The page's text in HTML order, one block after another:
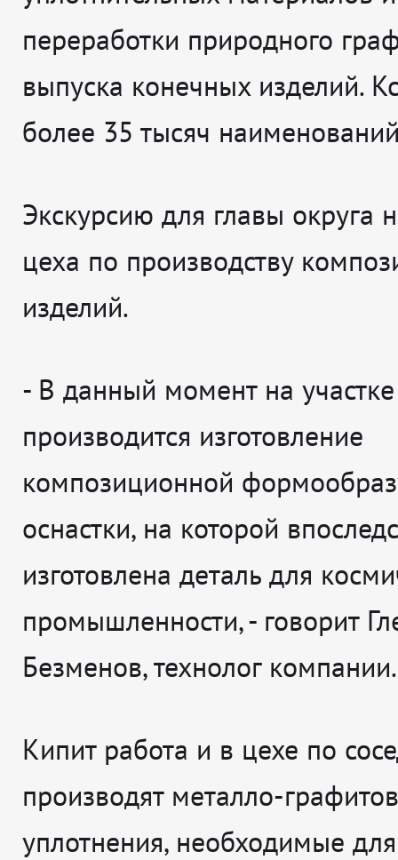
переработки природного
выпуска конечных изделий.
более 35 тысяч
Экскурсию для главы округа
цеха по производству
изделий.
- В данный момент на участке
производится изготовление
композиционной
оснастки, на которой
изготовлена деталь для
промышленности, - говорит
Безменов, технолог компании.
Кипит работа и в цехе по
производят металло-
уплотнения, необходимые для